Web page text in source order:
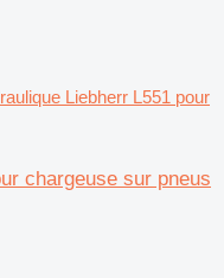
Liebherr L551 pour
chargeuse sur pneus